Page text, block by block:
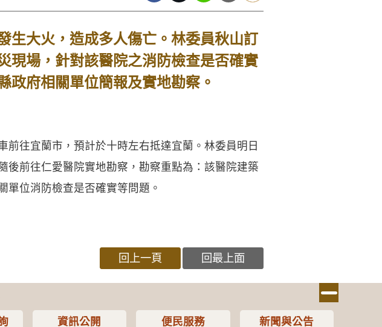
大火，造成多人傷亡。林委員秋山訂
現場，針對該醫院之消防檢查是否確實
政府相關單位簡報及實地勘察。
往宜蘭市，預計於十時左右抵達宜蘭。林委員明日
後前往仁愛醫院實地勘察，勘察重點為：該醫院建築
單位消防檢查是否確實等問題。
回上一頁 回最上面
資訊公開 便民服務 新聞與公告